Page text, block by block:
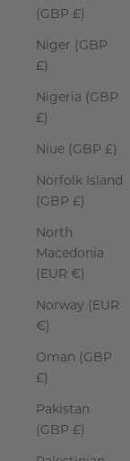
(GBP £)
Niger (GBP
£)
Nigeria (GBP
£)
Niue (GBP £)
Norfolk Island
(GBP £)
North
Macedonia
(EUR €)
Norway (EUR
€)
Oman (GBP
£)
Pakistan
(GBP £)